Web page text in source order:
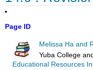
Page ID
Melissa Ha and
Yuba College
Educational Resources